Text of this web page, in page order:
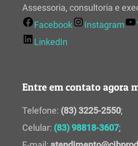
Assessoria, consultoria e
Facebook
Instagram
LinkedIn
Entre em contato agora
Telefone: (83) 3225-2550;
Celular: (83) 98818-3607;